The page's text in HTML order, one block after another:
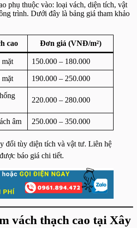
phụ thuộc vào: loại vách, diện tích, vật
trình. Dưới đây là bảng giá tham khảo
cao Đơn giá (VNĐ/m²)
mặt 150.000 – 180.000
mặt 190.000 – 250.000
220.000 – 280.000
âm 250.000 – 350.000
đổi tùy diện tích và vật tư. Liên hệ
báo giá chi tiết.
vách thạch cao tại Xây